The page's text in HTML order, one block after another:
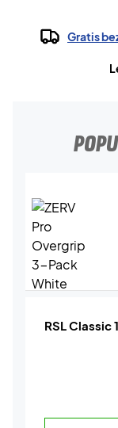
Gratis
RSL Classic